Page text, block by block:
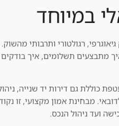
במיוחד
רגולטורי ותרבותי
מתבצעים תשלומים, איך
כוללת גם דירות יד שנייה,
מבחינת אמון מקצועי,
ועד ניהול הנכס.